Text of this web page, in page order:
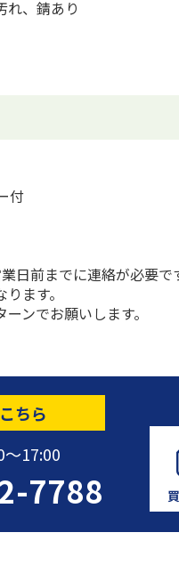
れ、錆あり
付
日前までに連絡が必要で
ます。
ンでお願いします。
ちら
17:00
7788